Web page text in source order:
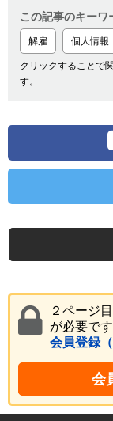
この記事のキーワ
解雇 個人情報
クリックすることで
す。
２ページ
が必要です
会員登録（
会